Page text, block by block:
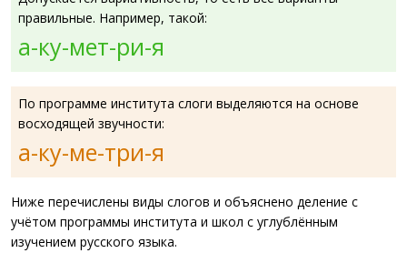
правильные. Например, такой:
а-ку-мет-ри-я
По программе института слоги выделяются на основе
восходящей звучности:
а-ку-ме-три-я
Ниже перечислены виды слогов и объяснено деление с
учётом программы института и школ с углублённым
изучением русского языка.